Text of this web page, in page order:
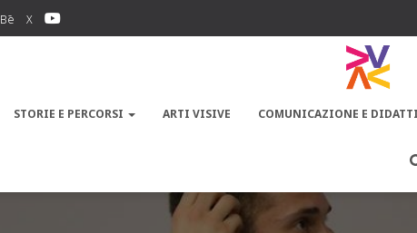
Bē X
STORIE E PERCORSI ARTI VISIVE COMUNICAZIONE E